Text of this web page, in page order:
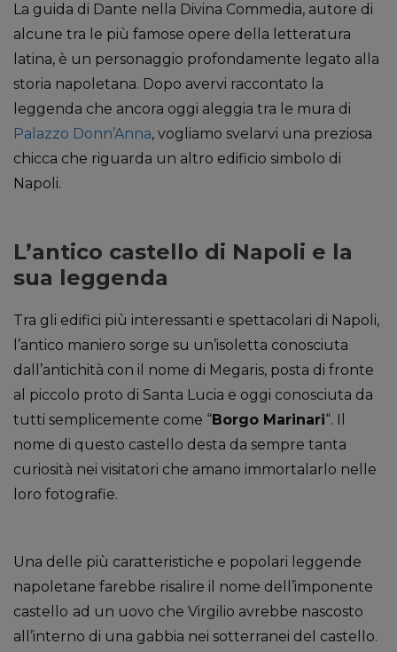
La guida di Dante nella Divina Commedia, autore di
alcune tra le più famose opere della letteratura
latina, è un personaggio profondamente legato alla
storia napoletana. Dopo avervi raccontato la
leggenda che ancora oggi aleggia tra le mura di
Palazzo Donn’Anna, vogliamo svelarvi una preziosa
chicca che riguarda un altro edificio simbolo di
Napoli.
L’antico castello di Napoli e la
sua leggenda
Tra gli edifici più interessanti e spettacolari di Napoli,
l’antico maniero sorge su un’isoletta conosciuta
dall’antichità con il nome di Megaris, posta di fronte
al piccolo proto di Santa Lucia e oggi conosciuta da
tutti semplicemente come “Borgo Marinari“. Il
nome di questo castello desta da sempre tanta
curiosità nei visitatori che amano immortalarlo nelle
loro fotografie.
Una delle più caratteristiche e popolari leggende
napoletane farebbe risalire il nome dell’imponente
castello ad un uovo che Virgilio avrebbe nascosto
all’interno di una gabbia nei sotterranei del castello.